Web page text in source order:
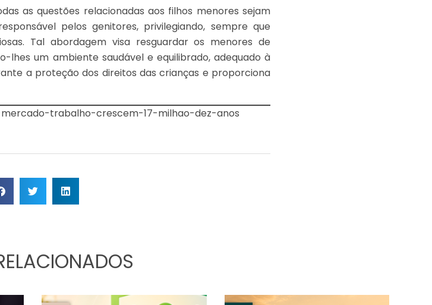
as questões relacionadas aos filhos menores sejam
pelos genitores, privilegiando, sempre que
Tal abordagem visa resguardar os menores de
lhes um ambiente saudável e equilibrado, adequado à
a proteção dos direitos das crianças e proporciona
trabalho-crescem-17-milhao-dez-anos